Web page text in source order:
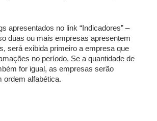
apresentados no link “Indicadores” –
duas ou mais empresas apresentem
será exibida primeiro a empresa que
no período. Se a quantidade de
for igual, as empresas serão
ordem alfabética.